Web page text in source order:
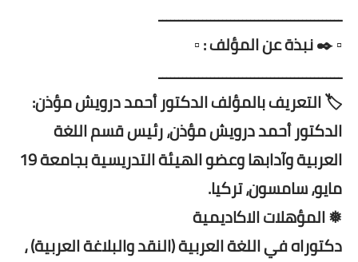
ــــــــــــــــــــــــــــــــــــــــــــــ
▫️ ✒️ نبذة عن المؤلف : ▫️
ــــــــــــــــــــــــــــــــــــــــــــــ
🏷️ التعريف بالمؤلف الدكتور أحمد درويش مؤذن:
الدكتور أحمد درويش مؤذن، رئيس قسم اللغة
العربية وآدابها وعضو الهيئة التدريسية بجامعة 19
مايو، سامسون، تركيا.
❅ المؤهلات الاكاديمية
دكتوراه في اللغة العربية (النقد والبلاغة العربية) ،